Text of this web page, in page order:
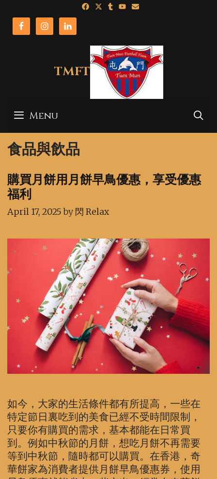
content
TMFT
Menu
食品與飲品
購買月餅用月餅早鳥優惠，享受優惠
福利
April 17, 2025 by 閃 Relax
如今，大家的生活條件都有所提高，一些在
特定節日裏吃到的美食已經不受時間限制，
只要你有購買的需求，基本都能在日常買
到。例如中秋節的月餅，想吃月餅不再需要
等到中秋節，隨時都可以購買。在香港，奇
華餅家為消費者提供月餅早鳥優惠券，使用